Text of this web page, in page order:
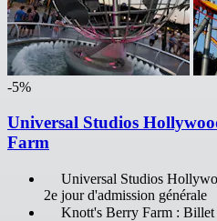
-5%
Universal Studios
Farm
Universal Studios
2e jour d'admission générale
Knott's Berry Farm : Billet